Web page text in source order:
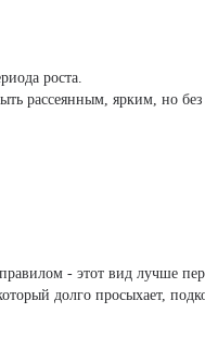
роста.
рассеянным, ярким, но
- этот вид лучше
долго просыхает,